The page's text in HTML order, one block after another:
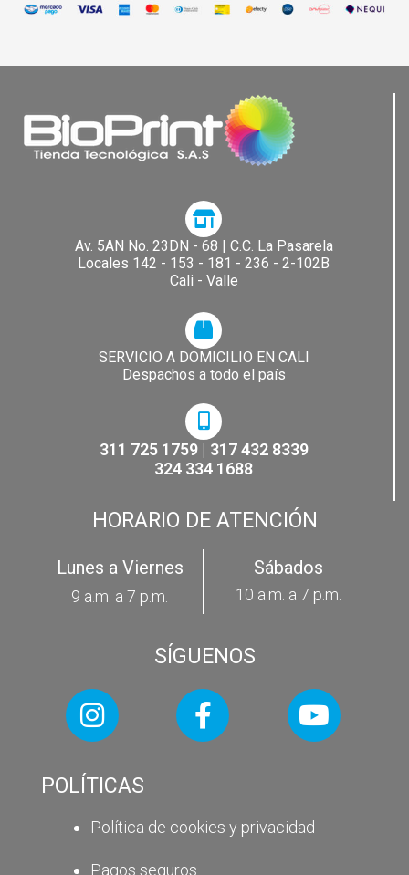
Av. 5AN No. 23DN - 68 | C.C. La Pasarela​
Locales 142 - 153 - 181 - 236 - 2-102B
Cali - Valle
SERVICIO A DOMICILIO EN CALI
Despachos a todo el país
311 725 1759 | 317 432 8339
324 334 1688
HORARIO DE ATENCIÓN
Lunes a Viernes
9 a.m. a 7 p.m.
Sábados
10 a.m. a 7 p.m.
SÍGUENOS
POLÍTICAS
Política de cookies y privacidad
Pagos seguros